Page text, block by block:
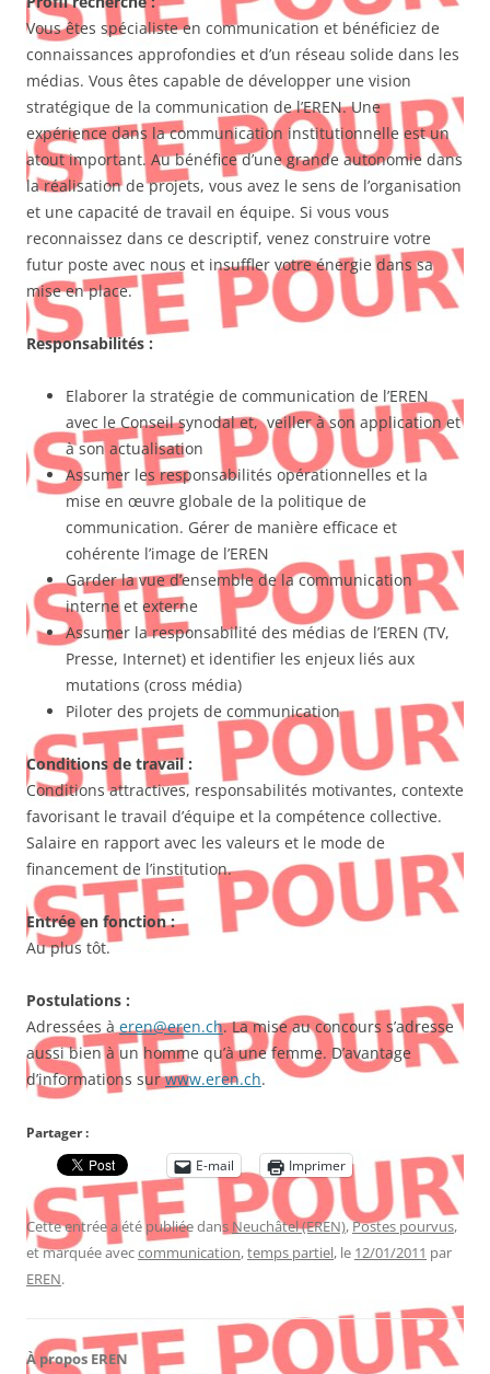
Vous êtes spécialiste en communication et bénéficiez de
connaissances approfondies et d’un réseau solide dans les
médias. Vous êtes capable de développer une vision
stratégique de la communication de l’EREN. Une
expérience dans la communication institutionnelle est un
atout important. Au bénéfice d’une grande autonomie dans
la réalisation de projets, vous avez le sens de l’organisation
et une capacité de travail en équipe. Si vous vous
reconnaissez dans ce descriptif, venez construire votre
futur poste avec nous et insuffler votre énergie dans sa
mise en place.
Responsabilités :
Elaborer la stratégie de communication de l’EREN
avec le Conseil synodal et, veiller à son application et
à son actualisation
Assumer les responsabilités opérationnelles et la
mise en œuvre globale de la politique de
communication. Gérer de manière efficace et
cohérente l’image de l’EREN
Garder la vue d’ensemble de la communication
interne et externe
Assumer la responsabilité des médias de l’EREN (TV,
Presse, Internet) et identifier les enjeux liés aux
mutations (cross média)
Piloter des projets de communication
Conditions de travail :
Conditions attractives, responsabilités motivantes, contexte
favorisant le travail d’équipe et la compétence collective.
Salaire en rapport avec les valeurs et le mode de
financement de l’institution.
Entrée en fonction :
Au plus tôt.
Postulations :
Adressées àeren@eren.ch. La mise au concours s’adresse
aussi bien à un homme qu’à une femme. D’avantage
d’informations surwww.eren.ch.
Partager :
E-mail
Imprimer
Cette entrée a été publiée dans Neuchâtel (EREN),Postes pourvus,
et marquée aveccommunication,temps partiel, le 12/01/2011 par
EREN.
À propos EREN